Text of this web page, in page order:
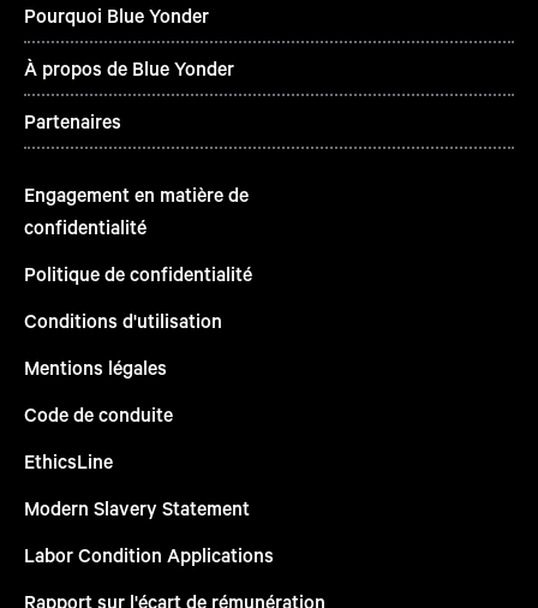
Pourquoi Blue Yonder
À propos de Blue Yonder
Partenaires
Engagement en matière de
confidentialité
Politique de confidentialité
Conditions d'utilisation
Mentions légales
Code de conduite
EthicsLine
Modern Slavery Statement
Labor Condition Applications
Rapport sur l'écart de rémunération